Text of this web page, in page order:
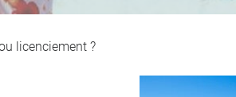
licenciement ?